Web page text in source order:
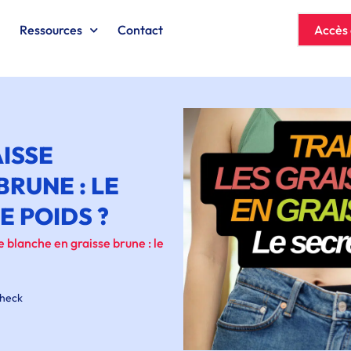
Ressources Contact
: LE
POIDS ?
en graisse brune : le